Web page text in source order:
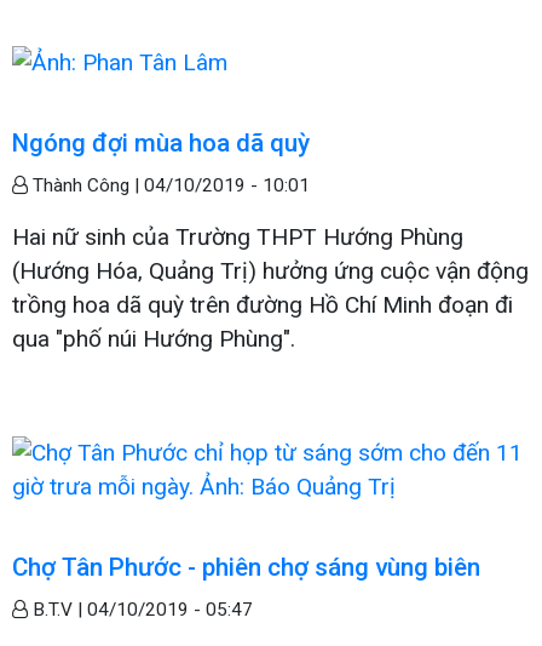
Ngóng đợi mùa hoa dã quỳ
Thành Công | 04/10/2019 - 10:01
Hai nữ sinh của Trường THPT Hướng Phùng
(Hướng Hóa, Quảng Trị) hưởng ứng cuộc vận động
trồng hoa dã quỳ trên đường Hồ Chí Minh đoạn đi
qua "phố núi Hướng Phùng".
Chợ Tân Phước - phiên chợ sáng vùng biên
B.T.V | 04/10/2019 - 05:47